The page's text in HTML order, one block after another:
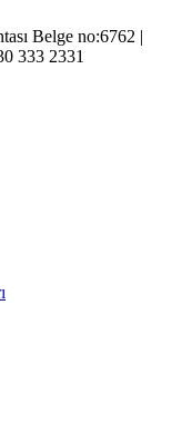
Belge no:6762 |
333 2331